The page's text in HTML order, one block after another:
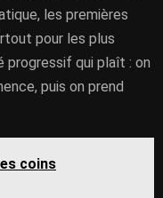
les premières
pour les plus
progressif qui plaît : on
puis on prend
coins